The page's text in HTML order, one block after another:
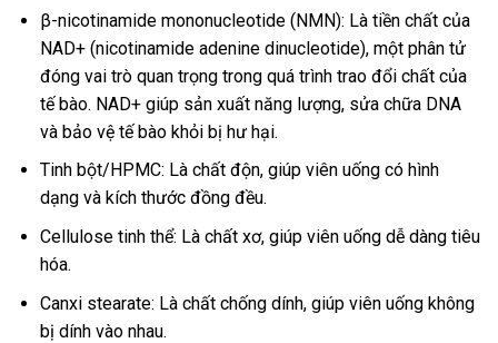
β-nicotinamide mononucleotide (NMN): Là tiền chất của
NAD+ (nicotinamide adenine dinucleotide), một phân tử
đóng vai trò quan trọng trong quá trình trao đổi chất của
tế bào. NAD+ giúp sản xuất năng lượng, sửa chữa DNA
và bảo vệ tế bào khỏi bị hư hại.
Tinh bột/HPMC: Là chất độn, giúp viên uống có hình
dạng và kích thước đồng đều.
Cellulose tinh thể: Là chất xơ, giúp viên uống dễ dàng tiêu
hóa.
Canxi stearate: Là chất chống dính, giúp viên uống không
bị dính vào nhau.